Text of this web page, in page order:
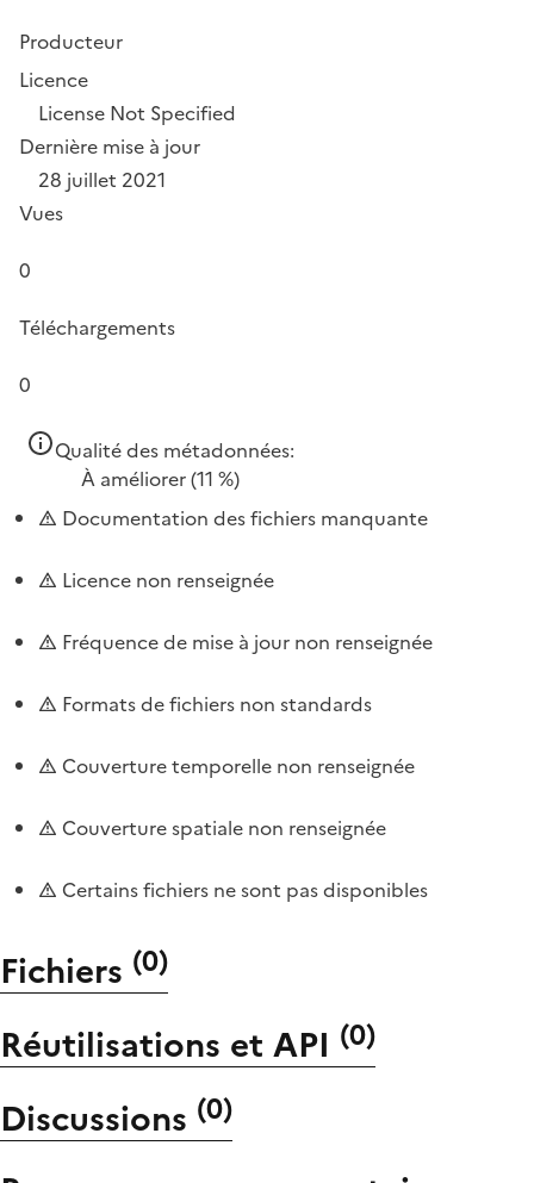
Producteur
Licence
License Not Specified
Dernière mise à jour
28 juillet 2021
Vues
0
Téléchargements
0
Qualité des métadonnées:
À améliorer(11 %)
Documentation des fichiers manquante
Licence non renseignée
Fréquence de mise à jour non renseignée
Formats de fichiers non standards
Couverture temporelle non renseignée
Couverture spatiale non renseignée
Certains fichiers ne sont pas disponibles
Fichiers (0)
Réutilisations et API (0)
Discussions (0)